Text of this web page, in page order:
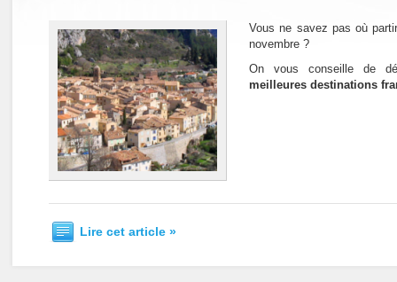
Vous ne savez pas où
novembre ?
On vous conseille de
meilleures destinations
Lire cet article »